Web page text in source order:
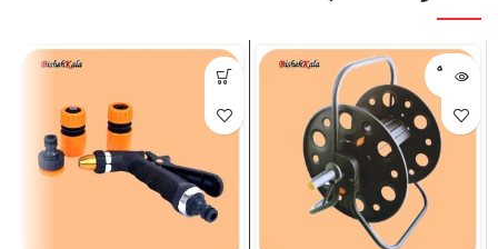
فروخته
شده